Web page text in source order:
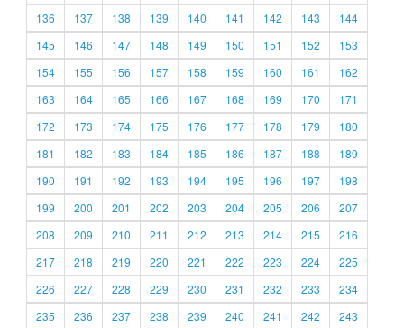
136
137 138 139 140 141 142 143
144
145
146 147 148 149 150 151 152
153
154
155 156 157 158 159 160 161
162
163
164 165 166 167 168 169 170
171
172
173 174 175 176 177 178 179
180
181
182 183 184 185 186 187 188
189
190
191 192 193 194 195 196 197
198
199
200 201 202 203 204 205 206
207
208
209 210 211 212 213 214 215
216
217
218 219 220 221 222 223 224
225
226
227 228 229 230 231 232 233
234
235
236 237 238 239 240 241 242 243